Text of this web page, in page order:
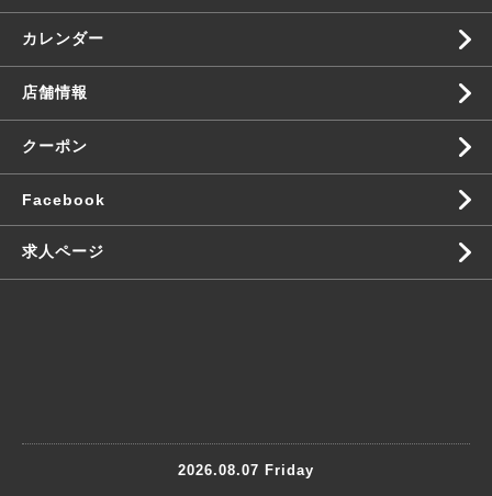
カレンダー
店舗情報
クーポン
Facebook
求人ページ
2026.08.07 Friday